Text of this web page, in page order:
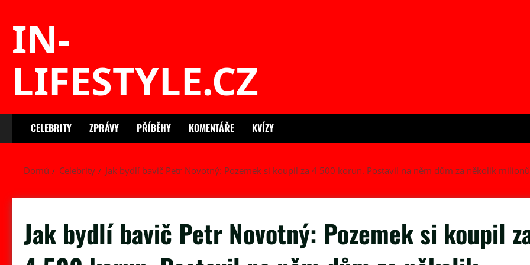
IN-
LIFESTYLE.CZ
CELEBRITY ZPRÁVY PŘÍBĚHY KOMENTÁŘE KVÍZY
Domů Celebrity Jak bydlí bavič Petr Novotný: Pozemek si koupil za 4 500 korun. Postavil na něm dům za několik milionů
Jak bydlí bavič Petr Novotný: Pozemek si koupil